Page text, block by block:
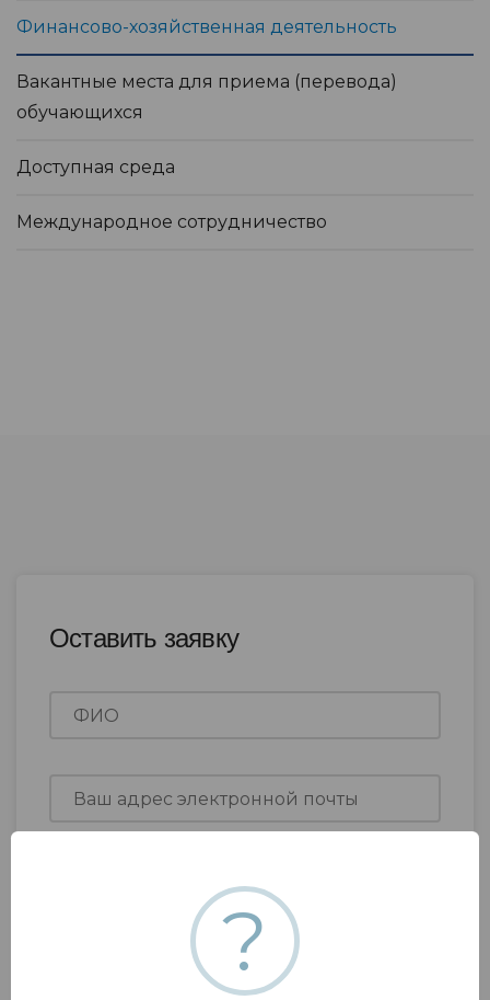
Финансово-хозяйственная деятельность
Вакантные места для приема (перевода)
обучающихся
Доступная среда
Международное сотрудничество
Оставить заявку
?